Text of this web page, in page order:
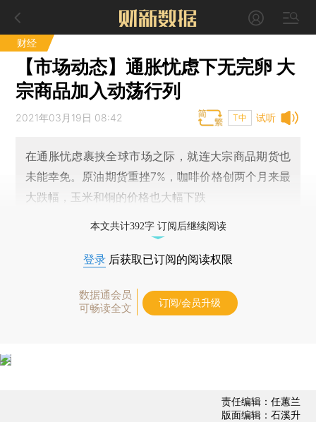
财经
【市场动态】通胀忧虑下无完卵 大
宗商品加入动荡行列
试听
2021年03月19日 08:42 T中
在通胀忧虑裹挟全球市场之际，就连大宗商品期货也
未能幸免。原油期货重挫7%，咖啡价格创两个月来最
大跌幅，玉米和铜的价格也大幅下跌
本文共计392字 订阅后继续阅读
登录 后获取已订阅的阅读权限
数据通会员
可畅读全文
订阅/会员升级
责任编辑：任蕙兰
版面编辑：石溪升